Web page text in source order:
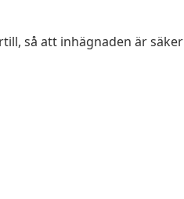
så att inhägnaden är säker